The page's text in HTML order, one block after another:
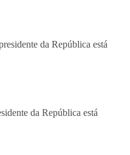
da República está